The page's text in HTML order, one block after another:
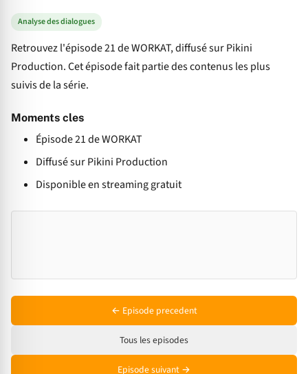
Analyse des dialogues
Retrouvez l'épisode 21 de WORKAT, diffusé sur Pikini
Production. Cet épisode fait partie des contenus les plus
suivis de la série.
Moments cles
Épisode 21 de WORKAT
Diffusé sur Pikini Production
Disponible en streaming gratuit
← Episode precedent
Tous les episodes
Episode suivant →